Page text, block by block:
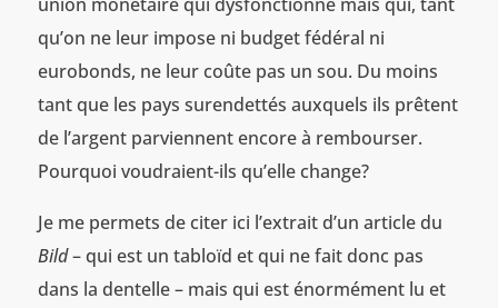
qu’on ne leur impose ni budget fédéral ni
eurobonds, ne leur coûte pas un sou. Du moins
tant que les pays surendettés auxquels ils prêtent
de l’argent parviennent encore à rembourser.
Pourquoi voudraient-ils qu’elle change?
Je me permets de citer ici l’extrait d’un article du
Bild– qui est un tabloïd et qui ne fait donc pas
dans la dentelle – mais qui est énormément lu et